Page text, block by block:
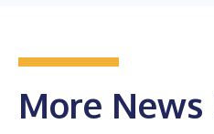
More News